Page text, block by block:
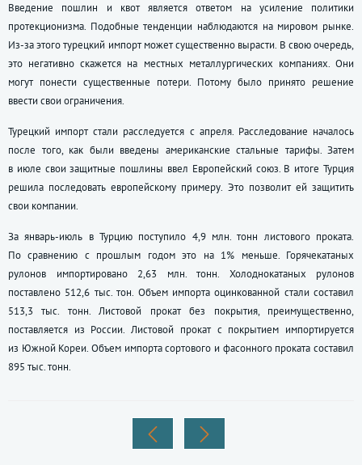
Введение пошлин и квот является ответом на усиление политики
протекционизма. Подобные тенденции наблюдаются на мировом рынке.
Из-за этого турецкий импорт может существенно вырасти. В свою очередь,
это негативно скажется на местных металлургических компаниях. Они
могут понести существенные потери. Потому было принято решение
ввести свои ограничения.
Турецкий импорт стали расследуется с апреля. Расследование началось
после того, как были введены американские стальные тарифы. Затем
в июле свои защитные пошлины ввел Европейский союз. В итоге Турция
решила последовать европейскому примеру. Это позволит ей защитить
свои компании.
За январь-июль в Турцию поступило 4,9 млн. тонн листового проката.
По сравнению с прошлым годом это на 1% меньше. Горячекатаных
рулонов импортировано 2,63 млн. тонн. Холоднокатаных рулонов
поставлено 512,6 тыс. тон. Объем импорта оцинкованной стали составил
513,3 тыс. тонн. Листовой прокат без покрытия, преимущественно,
поставляется из России. Листовой прокат с покрытием импортируется
из Южной Кореи. Объем импорта сортового и фасонного проката составил
895 тыс. тонн.